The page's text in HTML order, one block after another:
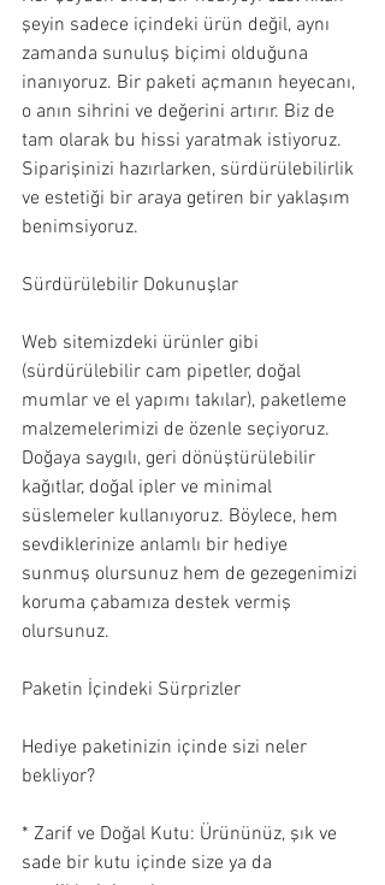
şeyin sadece içindeki ürün değil, aynı
zamanda sunuluş biçimi olduğuna
inanıyoruz. Bir paketi açmanın heyecanı,
o anın sihrini ve değerini artırır. Biz de
tam olarak bu hissi yaratmak istiyoruz.
Siparişinizi hazırlarken, sürdürülebilirlik
ve estetiği bir araya getiren bir yaklaşım
benimsiyoruz.
Sürdürülebilir Dokunuşlar
Web sitemizdeki ürünler gibi
(sürdürülebilir cam pipetler, doğal
mumlar ve el yapımı takılar), paketleme
malzemelerimizi de özenle seçiyoruz.
Doğaya saygılı, geri dönüştürülebilir
kağıtlar, doğal ipler ve minimal
süslemeler kullanıyoruz. Böylece, hem
sevdiklerinize anlamlı bir hediye
sunmuş olursunuz hem de gezegenimizi
koruma çabamıza destek vermiş
olursunuz.
Paketin İçindeki Sürprizler
Hediye paketinizin içinde sizi neler
bekliyor?
* Zarif ve Doğal Kutu: Ürününüz, şık ve
sade bir kutu içinde size ya da